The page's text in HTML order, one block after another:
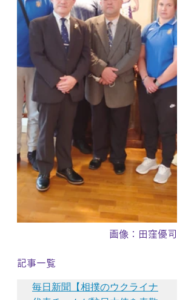
画像：田窪優司
記事一覧
毎日新聞【相撲のウクライナ